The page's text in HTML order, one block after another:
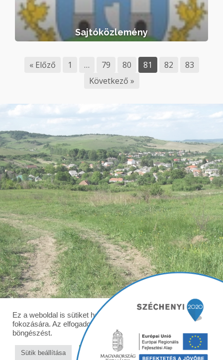
Sajtóközlemény
« Előző 1 … 79 80 81 82
83
Következő »
© 2026 Csernely község honlapja - WordPress Theme by Kadence WP
Ez a weboldal is sütiket használ a felhasználói élmény
fokozására. Az elfogadom gombra kattintva folytathatja a
böngészést.
Sütik beállítása Elfogadom